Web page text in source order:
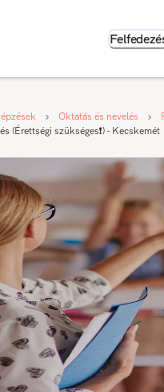
Oktatás és nevelés
(Érettségi szükséges❗) - Kecskemét